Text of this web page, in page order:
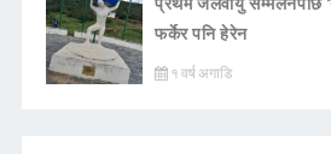
फर्केर पनि हेरेन
१ वर्ष अगाडि